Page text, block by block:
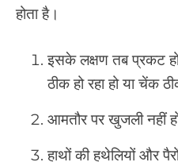
होता है।
इसके लक्षण तब प्रकट
ठीक हो रहा हो या चेंक
आमतौर पर खुजली नहीं
हाथों की हथेलियों और